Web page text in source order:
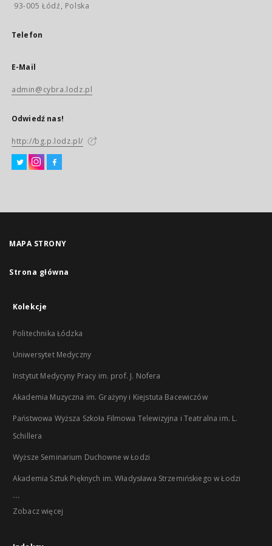
93-005 Łódź, Polska
Telefon
E-Mail
admin@cybra.lodz.pl
Odwiedź nas!
http://bg.p.lodz.pl/
MAPA STRONY
Strona główna
Kolekcje
Politechnika Łódzka
Uniwersytet Medyczny
Instytut Medycyny Pracy im. prof. J. Nofera
Akademia Muzyczna im. Grażyny i Kiejstuta Bacewiczów
Państwowa Wyższa Szkoła Filmowa Telewizyjna i Teatralna im. L.
Schillera
Wyższe Seminarium Duchowne w Łodzi
Akademia Sztuk Pięknych im. Władysława Strzemińskiego w Łodzi
...
Zobacz więcej